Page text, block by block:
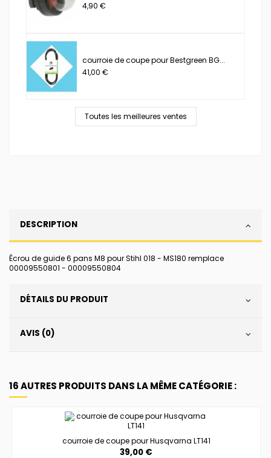
4,90 €
courroie de coupe pour Bestgreen BG...
41,00 €
Toutes les meilleures ventes
DESCRIPTION
Écrou de guide 6 pans M8 pour Stihl 018 - MS180 remplace
00009550801 - 00009550804
DÉTAILS DU PRODUIT
AVIS (0)
16 AUTRES PRODUITS DANS LA MÊME CATÉGORIE :
courroie de coupe pour Husqvarna LT141
39,00 €